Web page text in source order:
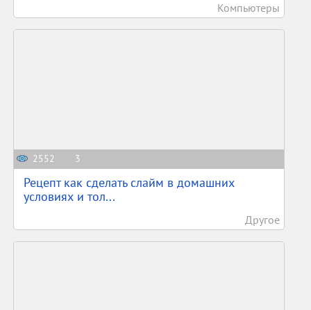
Компьютеры
2552 3
Рецепт как сделать слайм в домашних
условиях и тол...
Другое